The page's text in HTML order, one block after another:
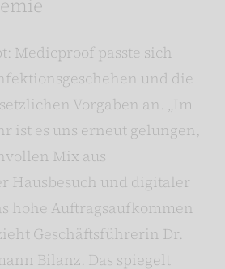
Medicproof passte sich
und die
Vorgaben an. „Im
ist es uns erneut gelungen,
Mix aus
Hausbesuch und digitaler
hohe Auftragsaufkommen
Geschäftsführerin Dr.
Bilanz. Das spiegelt